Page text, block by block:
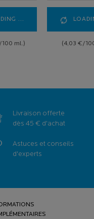
...
100 ml.) (4,03 €/
Livraison offerte
dès 45 € d'achat
Astuces et conseils
d'experts